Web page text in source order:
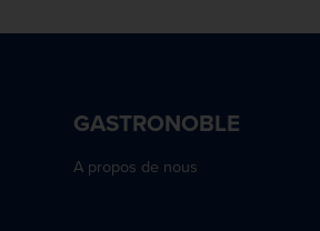
GASTRONOBLE
A propos de nous